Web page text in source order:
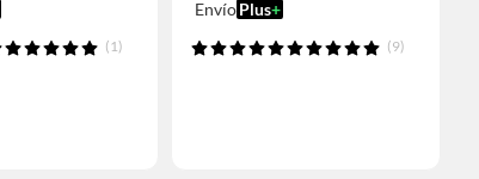
(1)
EnvíoPlus+
(9)